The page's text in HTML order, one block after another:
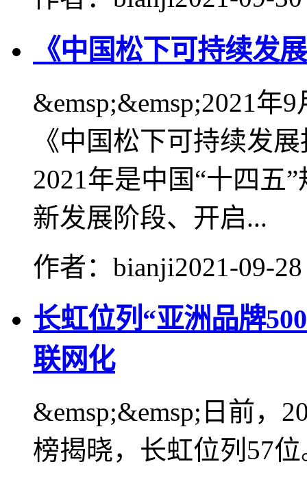
《中国松下可持续发
&emsp;&emsp;2021年
《中国松下可持续发
2021年是中国“十四五
新发展阶段、开启...
作者：bianji2021-09-
长虹位列“亚洲品牌
联网化
&emsp;&emsp;日前，
榜揭晓，长虹位列57位